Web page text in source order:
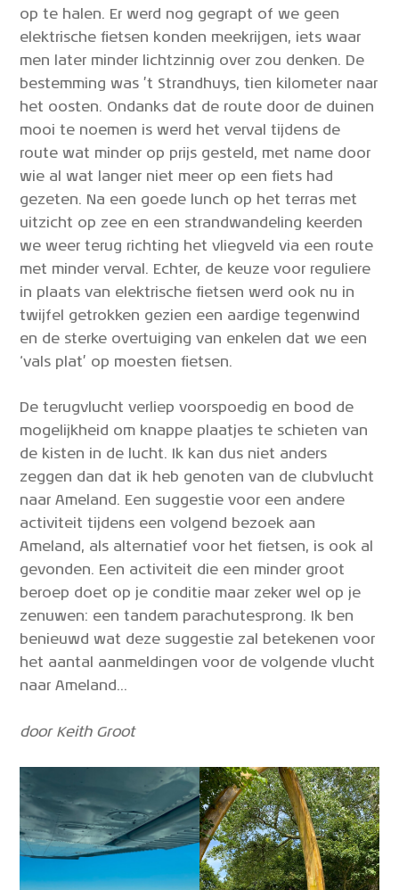
op te halen. Er werd nog gegrapt of we geen
elektrische fietsen konden meekrijgen, iets waar
men later minder lichtzinnig over zou denken. De
bestemming was ’t Strandhuys, tien kilometer naar
het oosten. Ondanks dat de route door de duinen
mooi te noemen is werd het verval tijdens de
route wat minder op prijs gesteld, met name door
wie al wat langer niet meer op een fiets had
gezeten. Na een goede lunch op het terras met
uitzicht op zee en een strandwandeling keerden
we weer terug richting het vliegveld via een route
met minder verval. Echter, de keuze voor reguliere
in plaats van elektrische fietsen werd ook nu in
twijfel getrokken gezien een aardige tegenwind
en de sterke overtuiging van enkelen dat we een
‘vals plat’ op moesten fietsen.
De terugvlucht verliep voorspoedig en bood de
mogelijkheid om knappe plaatjes te schieten van
de kisten in de lucht. Ik kan dus niet anders
zeggen dan dat ik heb genoten van de clubvlucht
naar Ameland. Een suggestie voor een andere
activiteit tijdens een volgend bezoek aan
Ameland, als alternatief voor het fietsen, is ook al
gevonden. Een activiteit die een minder groot
beroep doet op je conditie maar zeker wel op je
zenuwen: een tandem parachutesprong. Ik ben
benieuwd wat deze suggestie zal betekenen voor
het aantal aanmeldingen voor de volgende vlucht
naar Ameland…
door Keith Groot